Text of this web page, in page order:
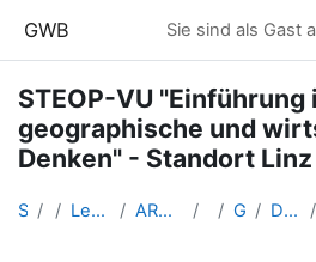
GWB Sie sind als Gast
STEOP-VU "Einführung
geographische und
Denken" - Standort
Startseite Kurse
Lehramtsausbildung GW im Cluster Österreich Mitte ARCHIV - Lehrveranstaltungen am Standort Linz - seit 2016 WS_2019/20
GW_STEOP_Linz_2019ws Do./Fr. 17./18. oder Fr./Sa. 18./19. Okt. 2019